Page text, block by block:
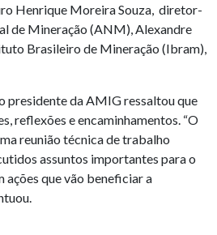
Henrique Moreira Souza, diretor-
de Mineração (ANM), Alexandre
Brasileiro de Mineração (Ibram),
presidente da AMIG ressaltou que
reflexões e encaminhamentos. “O
reunião técnica de trabalho
assuntos importantes para o
ações que vão beneficiar a